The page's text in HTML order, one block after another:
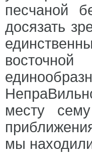
песчаной
досязать
месту
мы